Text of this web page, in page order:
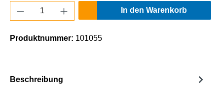
Produkt Anzahl: Gib den gewünschten
In den Warenkorb
Produktnummer: 101055
Beschreibung